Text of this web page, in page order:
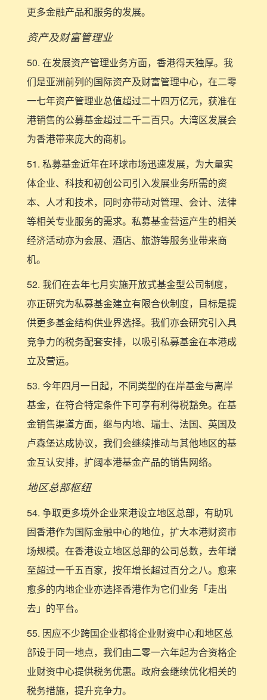
更多金融产品和服务的发展。
资产及财富管理业
50. 在发展资产管理业务方面，香港得天独厚。我
们是亚洲前列的国际资产及财富管理中心，在二零
一七年资产管理业总值超过二十四万亿元，获准在
港销售的公募基金超过二千二百只。大湾区发展会
为香港带来庞大的商机。
51. 私募基金近年在环球市场迅速发展，为大量实
体企业、科技和初创公司引入发展业务所需的资
本、人才和技术，同时亦带动对管理、会计、法律
等相关专业服务的需求。私募基金营运产生的相关
经济活动亦为会展、酒店、旅游等服务业带来商
机。
52. 我们在去年七月实施开放式基金型公司制度，
亦正研究为私募基金建立有限合伙制度，目标是提
供更多基金结构供业界选择。我们亦会研究引入具
竞争力的税务配套安排，以吸引私募基金在本港成
立及营运。
53. 今年四月一日起，不同类型的在岸基金与离岸
基金，在符合特定条件下可享有利得税豁免。在基
金销售渠道方面，继与内地、瑞士、法国、英国及
卢森堡达成协议，我们会继续推动与其他地区的基
金互认安排，扩阔本港基金产品的销售网络。
地区总部枢纽
54. 争取更多境外企业来港设立地区总部，有助巩
固香港作为国际金融中心的地位，扩大本港财资市
场规模。在香港设立地区总部的公司总数，去年增
至超过一千五百家，按年增长超过百分之八。愈来
愈多的内地企业亦选择香港作为它们业务「走出
去」的平台。
55. 因应不少跨国企业都将企业财资中心和地区总
部设于同一地点，我们由二零一六年起为合资格企
业财资中心提供税务优惠。政府会继续优化相关的
税务措施，提升竞争力。